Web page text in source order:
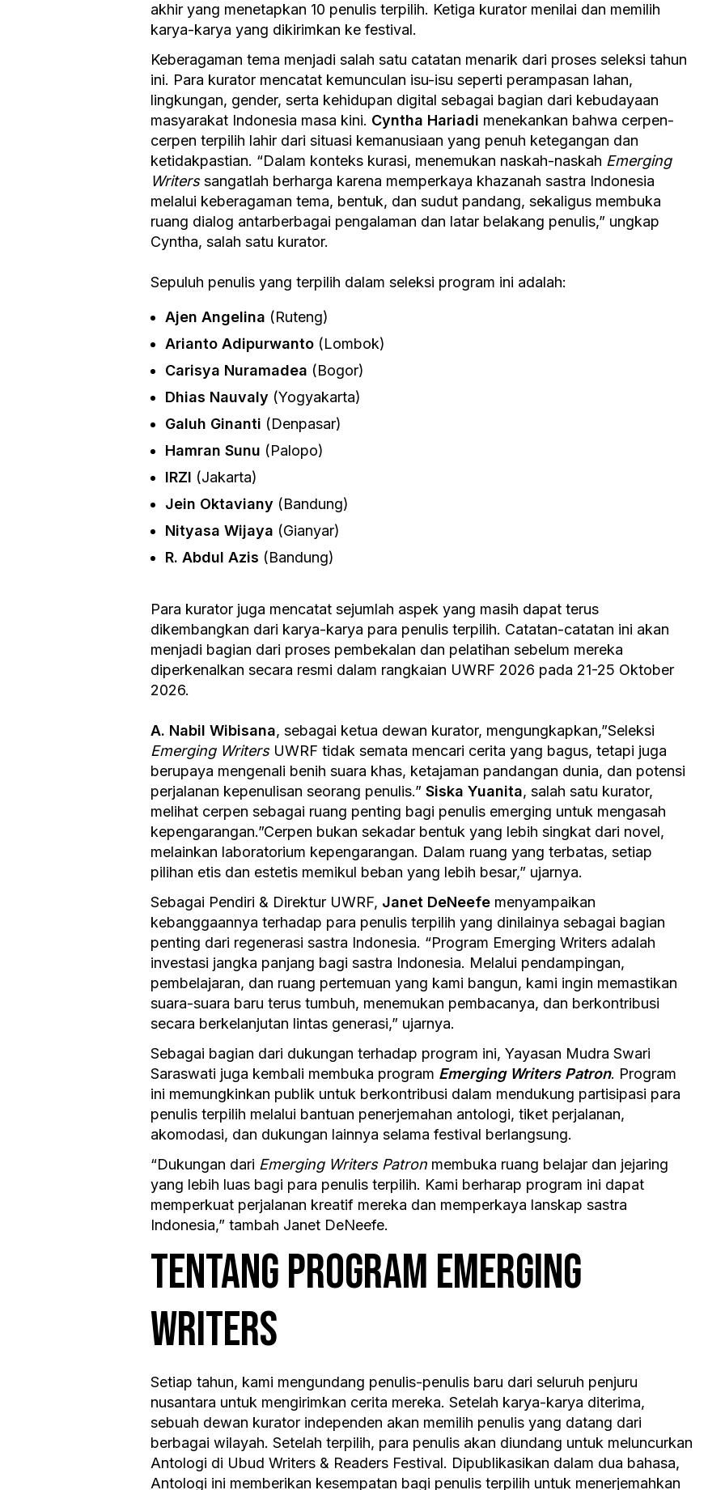
akhir yang menetapkan 10 penulis terpilih. Ketiga kurator menilai dan memilih
karya-karya yang dikirimkan ke festival.
Keberagaman tema menjadi salah satu catatan menarik dari proses seleksi tahun
ini. Para kurator mencatat kemunculan isu-isu seperti perampasan lahan,
lingkungan, gender, serta kehidupan digital sebagai bagian dari kebudayaan
masyarakat Indonesia masa kini. Cyntha Hariadi menekankan bahwa cerpen-
cerpen terpilih lahir dari situasi kemanusiaan yang penuh ketegangan dan
ketidakpastian. “Dalam konteks kurasi, menemukan naskah-naskah Emerging
Writerssangatlah berharga karena memperkaya khazanah sastra Indonesia
melalui keberagaman tema, bentuk, dan sudut pandang, sekaligus membuka
ruang dialog antarberbagai pengalaman dan latar belakang penulis,” ungkap
Cyntha, salah satu kurator.
Sepuluh penulis yang terpilih dalam seleksi program ini adalah:
Ajen Angelina (Ruteng)
Arianto Adipurwanto (Lombok)
Carisya Nuramadea (Bogor)
Dhias Nauvaly (Yogyakarta)
Galuh Ginanti (Denpasar)
Hamran Sunu (Palopo)
IRZI (Jakarta)
Jein Oktaviany (Bandung)
Nityasa Wijaya (Gianyar)
R. Abdul Azis (Bandung)
Para kurator juga mencatat sejumlah aspek yang masih dapat terus
dikembangkan dari karya-karya para penulis terpilih. Catatan-catatan ini akan
menjadi bagian dari proses pembekalan dan pelatihan sebelum mereka
diperkenalkan secara resmi dalam rangkaian UWRF 2026 pada 21-25 Oktober
2026.
A. Nabil Wibisana, sebagai ketua dewan kurator, mengungkapkan,”Seleksi
Emerging WritersUWRF tidak semata mencari cerita yang bagus, tetapi juga
berupaya mengenali benih suara khas, ketajaman pandangan dunia, dan potensi
perjalanan kepenulisan seorang penulis.”Siska Yuanita, salah satu kurator,
melihat cerpen sebagai ruang penting bagi penulis emerging untuk mengasah
kepengarangan.”Cerpen bukan sekadar bentuk yang lebih singkat dari novel,
melainkan laboratorium kepengarangan. Dalam ruang yang terbatas, setiap
pilihan etis dan estetis memikul beban yang lebih besar,” ujarnya.
Sebagai Pendiri & Direktur UWRF, Janet DeNeefe menyampaikan
kebanggaannya terhadap para penulis terpilih yang dinilainya sebagai bagian
penting dari regenerasi sastra Indonesia. “Program Emerging Writers adalah
investasi jangka panjang bagi sastra Indonesia. Melalui pendampingan,
pembelajaran, dan ruang pertemuan yang kami bangun, kami ingin memastikan
suara-suara baru terus tumbuh, menemukan pembacanya, dan berkontribusi
secara berkelanjutan lintas generasi,” ujarnya.
Sebagai bagian dari dukungan terhadap program ini, Yayasan Mudra Swari
Saraswati juga kembali membuka program Emerging Writers Patron. Program
ini memungkinkan publik untuk berkontribusi dalam mendukung partisipasi para
penulis terpilih melalui bantuan penerjemahan antologi, tiket perjalanan,
akomodasi, dan dukungan lainnya selama festival berlangsung.
“Dukungan dari Emerging Writers Patron membuka ruang belajar dan jejaring
yang lebih luas bagi para penulis terpilih. Kami berharap program ini dapat
memperkuat perjalanan kreatif mereka dan memperkaya lanskap sastra
Indonesia,” tambah Janet DeNeefe.
TENTANG PROGRAM EMERGING
WRITERS
Setiap tahun, kami mengundang penulis-penulis baru dari seluruh penjuru
nusantara untuk mengirimkan cerita mereka. Setelah karya-karya diterima,
sebuah dewan kurator independen akan memilih penulis yang datang dari
berbagai wilayah. Setelah terpilih, para penulis akan diundang untuk meluncurkan
Antologi di Ubud Writers & Readers Festival. Dipublikasikan dalam dua bahasa,
Antologi ini memberikan kesempatan bagi penulis terpilih untuk menerjemahkan